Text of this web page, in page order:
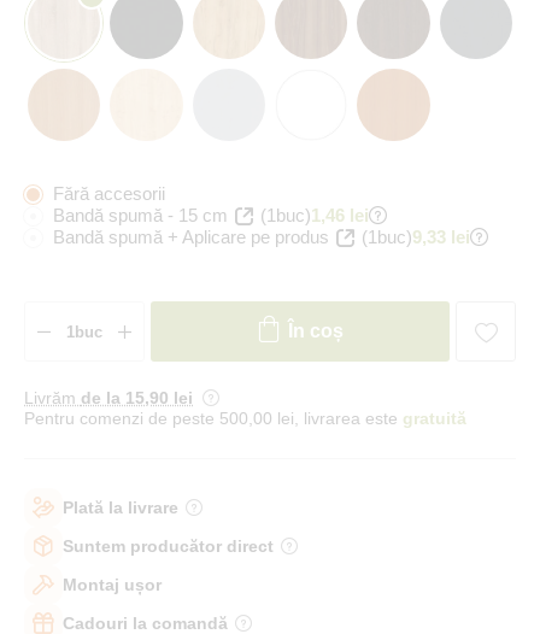
Fără accesorii
Bandă spumă - 15 cm
(1buc)1,46 lei
Bandă spumă + Aplicare pe produs
(1buc)9,33 lei
În coș
Livrăm de la 15,90 lei
Pentru comenzi de peste 500,00 lei, livrarea este gratuită
Plată la livrare
Suntem producător direct
Montaj ușor
Cadouri la comandă